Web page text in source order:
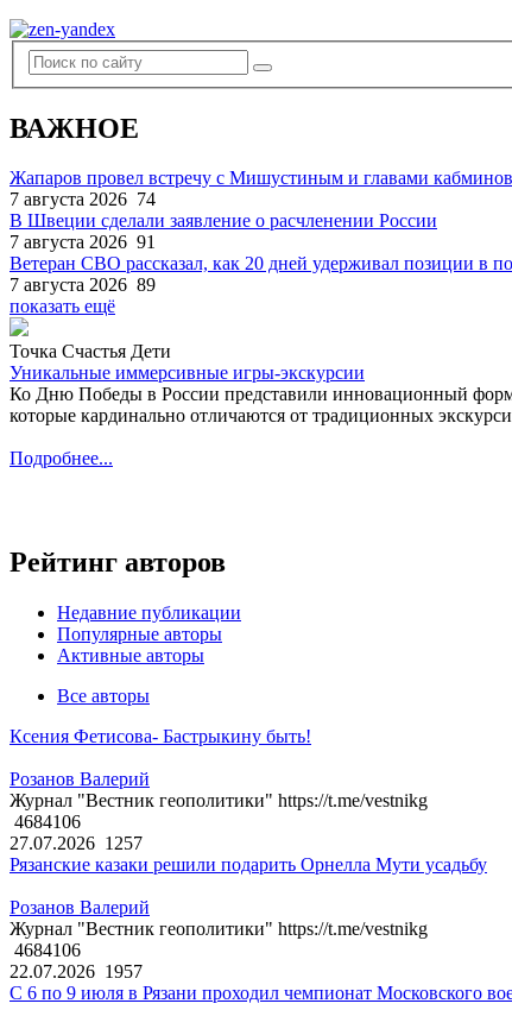
ВАЖНОЕ
Жапаров провел встречу с Мишустиным и главами
7 августа 2026 74
В Швеции сделали заявление о расчленении России
7 августа 2026 91
Ветеран СВО рассказал, как 20 дней удерживал позиции в
7 августа 2026 89
показать ещё
Точка Счастья Дети
Уникальные иммерсивные игры-экскурсии
Ко Дню Победы в России представили инновационный
которые кардинально отличаются от традиционных
Подробнее...
Рейтинг авторов
Недавние публикации
Популярные авторы
Активные авторы
Все авторы
Ксения Фетисова- Бастрыкину быть!
Розанов Валерий
Журнал "Вестник геополитики" https://t.me/vestnikg
4684106
27.07.2026 1257
Рязанские казаки решили подарить Орнелла Мути усадьбу
Розанов Валерий
Журнал "Вестник геополитики" https://t.me/vestnikg
4684106
22.07.2026 1957
С 6 по 9 июля в Рязани проходил чемпионат Московского